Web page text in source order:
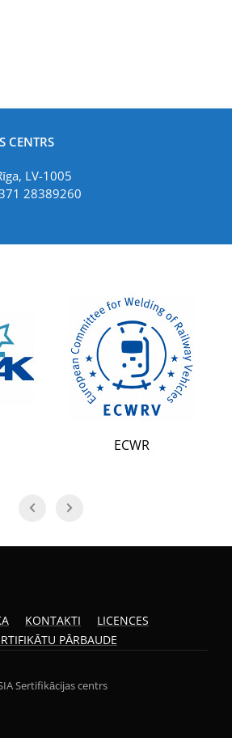
CENTRS
LV-1005
28389260
KONTAKTI
LICENCES
PĀRBAUDE
Sertifikācijas centrs